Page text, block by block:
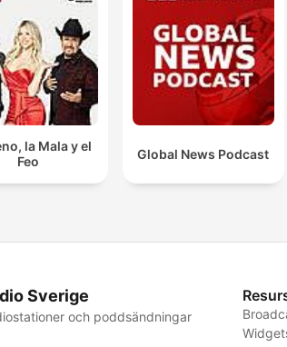
la Mala y el
Feo
Global News Podcast
Sverige
och poddsändningar